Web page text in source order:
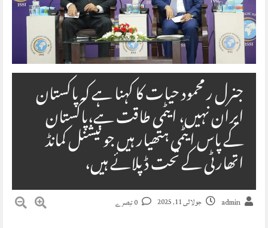
جنرل ر محمود حیات کا کہنا ہے کہ پاکستان
ایران نہیں، ایٹمی طاقت ہے،پاکستان
کے پاس ایٹمی ہتھیار ہیں جو نیشنل کمانڈ
اتھارٹی کے تحت ڈپلائے ہیں،
admin جولائی 11, 2025